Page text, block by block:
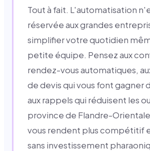
Tout à fait. L'automatisation
réservée aux grandes
simplifier votre quotidien
petite équipe. Pensez aux
rendez-vous automatiques,
de devis qui vous font gagner
aux rappels qui réduisent les
province de Flandre-
vous rendent plus compétitif
sans investissement